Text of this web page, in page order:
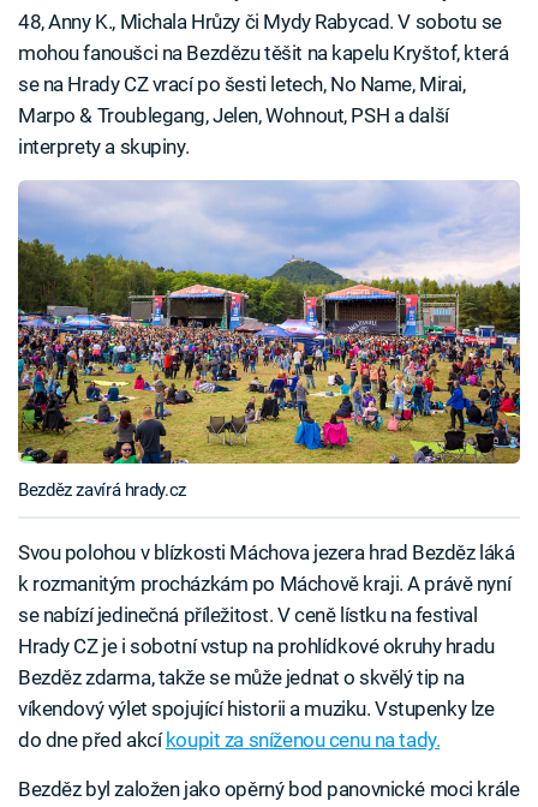
48, Anny K., Michala Hrůzy či Mydy Rabycad. V sobotu se
mohou fanoušci na Bezdězu těšit na kapelu Kryštof, která
se na Hrady CZ vrací po šesti letech, No Name, Mirai,
Marpo & Troublegang, Jelen, Wohnout, PSH a další
interprety a skupiny.
Bezděz zavírá hrady.cz
Svou polohou v blízkosti Máchova jezera hrad Bezděz láká
k rozmanitým procházkám po Máchově kraji. A právě nyní
se nabízí jedinečná příležitost. V ceně lístku na festival
Hrady CZ je i sobotní vstup na prohlídkové okruhy hradu
Bezděz zdarma, takže se může jednat o skvělý tip na
víkendový výlet spojující historii a muziku. Vstupenky lze
do dne před akcí koupit za sníženou cenu na tady.
Bezděz byl založen jako opěrný bod panovnické moci krále